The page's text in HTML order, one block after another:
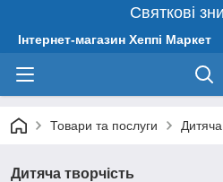
Святкові
Інтернет-магазин Хеппі Маркет
Товари та послуги Дитяча
Дитяча творчість